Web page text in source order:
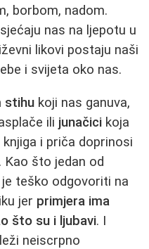
borbom, nadom.
nas na ljepotu u
likovi postaju naši
i svijeta oko nas.
stihu koji nas ganuva,
ili junačici koja
i priča doprinosi
što jedan od
teško odgovoriti na
jer primjera ima
što su i ljubavi. I
neiscrpno